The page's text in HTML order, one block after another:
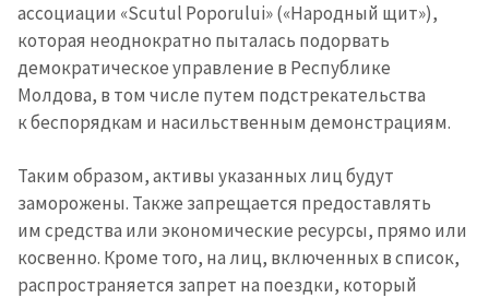
ассоциации «Scutul Poporului» («Народный щит»),
которая неоднократно пыталась подорвать
демократическое управление в Республике
Молдова, в том числе путем подстрекательства
к беспорядкам и насильственным демонстрациям.
Таким образом, активы указанных лиц будут
заморожены. Также запрещается предоставлять
им средства или экономические ресурсы, прямо или
косвенно. Кроме того, на лиц, включенных в список,
распространяется запрет на поездки, который